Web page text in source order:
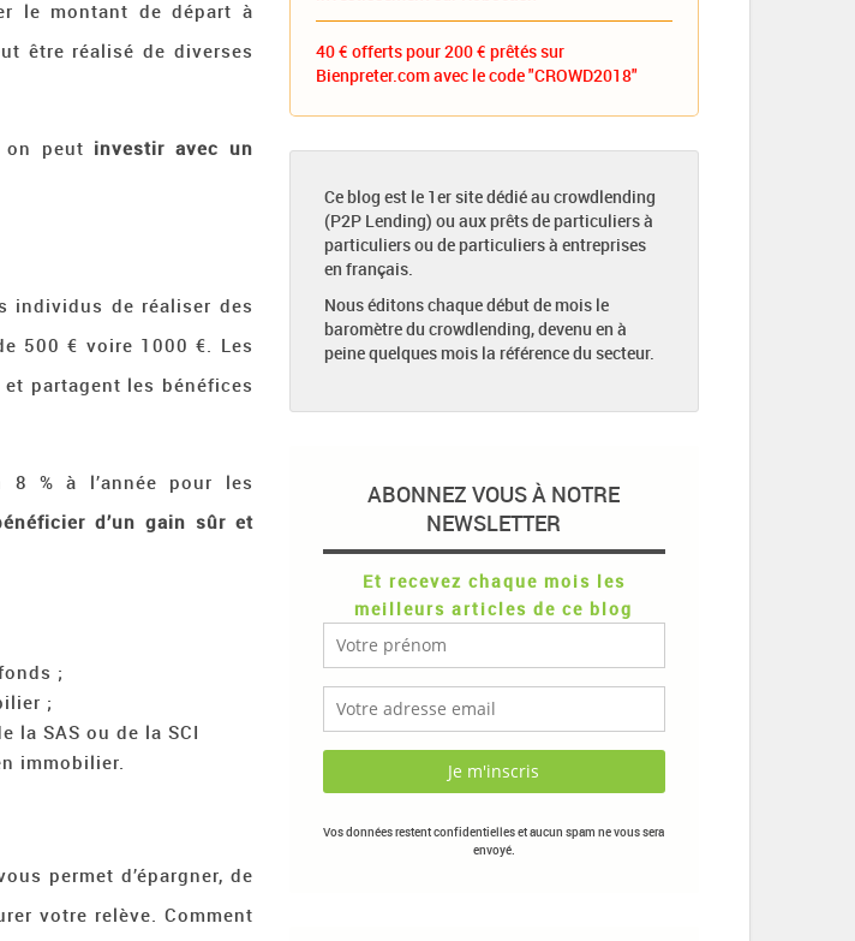
le montant de départ à
être réalisé de diverses
on peut investir avec un
individus de réaliser des
500 € voire 1000 €. Les
partagent les bénéfices
% à l’année pour les
d’un gain sûr et
;
;
la SAS ou de la SCI
immobilier.
permet d’épargner, de
votre relève. Comment
40 € offerts pour 200 € prêtés sur
Bienpreter.com avec le code "CROWD2018"
Ce blog est le 1er site dédié au crowdlending
(P2P Lending) ou aux prêts de particuliers à
particuliers ou de particuliers à entreprises
en français.
Nous éditons chaque début de mois le
baromètre du crowdlending, devenu en à
peine quelques mois la référence du secteur.
ABONNEZ VOUS À NOTRE
NEWSLETTER
Et recevez chaque mois les
meilleurs articles de ce blog
Vos données restent confidentielles et aucun spam ne vous sera
envoyé.